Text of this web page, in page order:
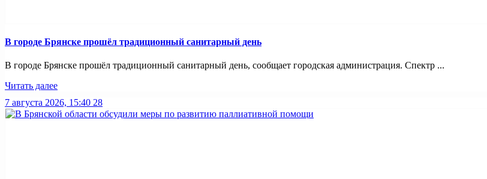
В городе Брянске прошёл традиционный санитарный день
В городе Брянске прошёл традиционный санитарный день, сообщает городская администрация. Спектр ...
Читать далее
7 августа 2026, 15:40 28